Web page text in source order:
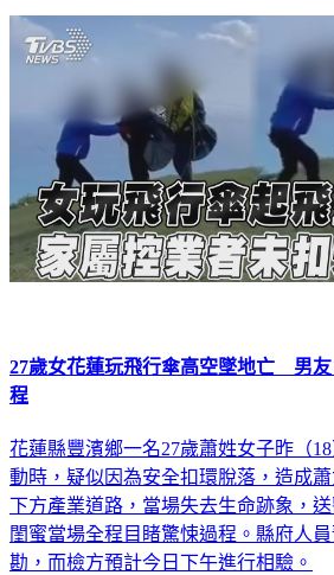
27歲女花蓮玩飛行傘高空墜地亡 男
程
花蓮縣豐濱鄉一名27歲蕭姓女子昨（
動時，疑似因為安全扣環脫落，造成
下方產業道路，當場失去生命跡象，
閨蜜當場全程目睹驚悚過程。縣府人
勘，而檢方預計今日下午進行相驗。